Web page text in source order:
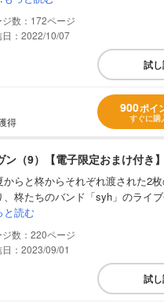
172
日：2022/10/07
試
得
900ポイ
すぐに購
ン（9）【電子限定おまけ付き】
からと柊からそれぞれ渡された2
、柊たちのバンド「syh」のライ
と読む
220
：2023/09/01
試